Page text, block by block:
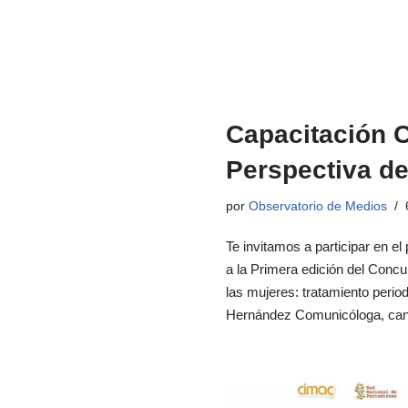
Capacitación
Perspectiva
porObservatorio de Medios
Te invitamos a participar en
a la Primera edición del
las mujeres: tratamiento
Hernández Comunicóloga,